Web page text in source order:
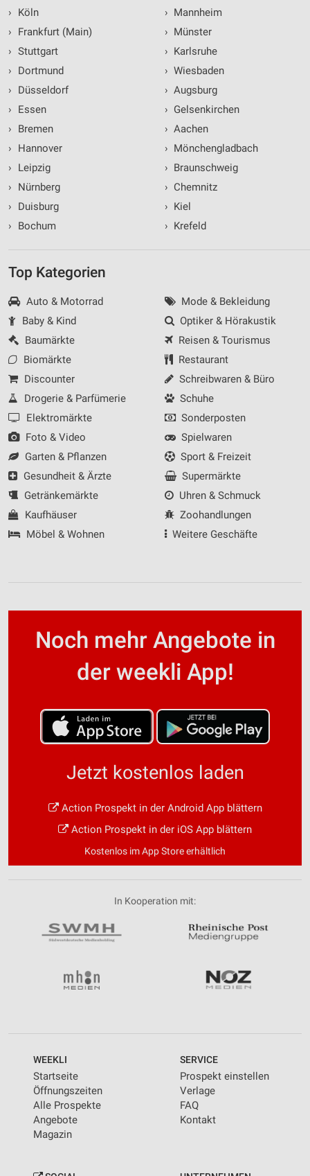
›
Köln
›
Frankfurt (Main)
› Stuttgart
›
Dortmund
›
Düsseldorf
›
Essen
›
Bremen
›
Hannover
›
Leipzig
›
Nürnberg
›
Duisburg
›
Bochum
› Mannheim
› Münster
› Karlsruhe
› Wiesbaden
› Augsburg
› Gelsenkirchen
› Aachen
› Mönchengladbach
› Braunschweig
› Chemnitz
› Kiel
› Krefeld
Top Kategorien
Auto & Motorrad
Baby & Kind
Baumärkte
Biomärkte
Discounter
Drogerie & Parfümerie
Elektromärkte
Foto & Video
Garten & Pflanzen
Gesundheit & Ärzte
Getränkemärkte
Kaufhäuser
Möbel & Wohnen
Mode & Bekleidung
Optiker & Hörakustik
Reisen & Tourismus
Restaurant
Schreibwaren & Büro
Schuhe
Sonderposten
Spielwaren
Sport & Freizeit
Supermärkte
Uhren & Schmuck
Zoohandlungen
Weitere Geschäfte
Noch mehr Angebote in
der weekli App!
Jetzt kostenlos laden
Action Prospekt in der Android App blättern
Action Prospekt in der iOS App blättern
Kostenlos im App Store erhältlich
In Kooperation mit:
WEEKLI
Startseite
Öffnungszeiten
Alle Prospekte
Angebote
Magazin
SERVICE
Prospekt einstellen
Verlage
FAQ
Kontakt